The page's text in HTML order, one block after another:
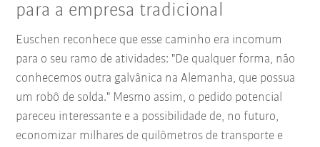
para a empresa tradicional
Euschen reconhece que esse caminho era incomum
para o seu ramo de atividades: "De qualquer forma, não
conhecemos outra galvânica na Alemanha, que possua
um robô de solda." Mesmo assim, o pedido potencial
pareceu interessante e a possibilidade de, no futuro,
economizar milhares de quilômetros de transporte e